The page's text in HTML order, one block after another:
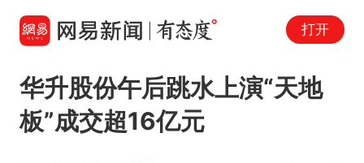
打开
华升股份午后跳水上演“天地
板”成交超16亿元